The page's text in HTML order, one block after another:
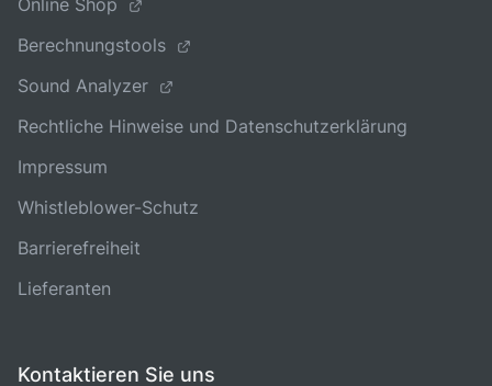
Online Shop
Berechnungstools
Sound Analyzer
Rechtliche Hinweise und Datenschutzerklärung
Impressum
Whistleblower-Schutz
Barrierefreiheit
Lieferanten
Kontaktieren Sie uns